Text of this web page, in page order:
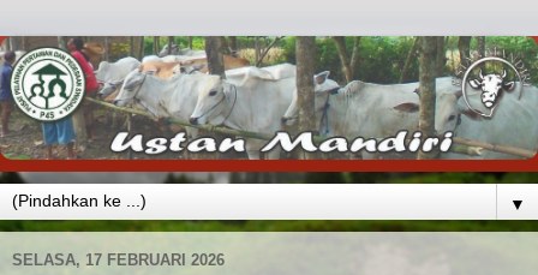
▼
SELASA, 17 FEBRUARI 2026